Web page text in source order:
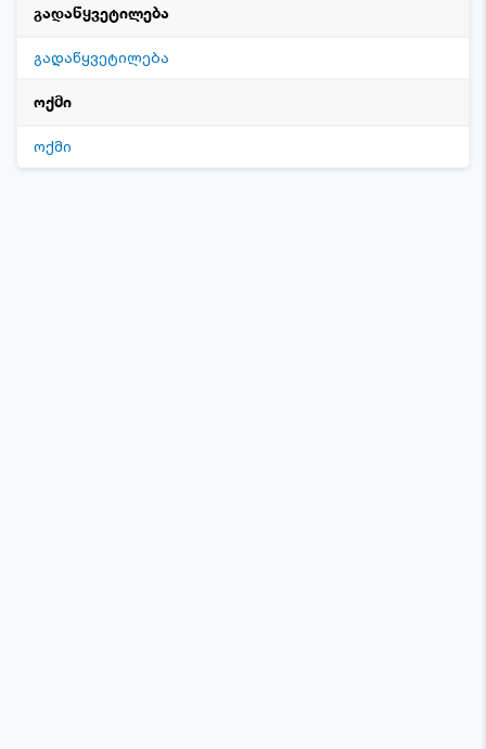
გადაწყვეტილება
გადაწყვეტილება
ოქმი
ოქმი